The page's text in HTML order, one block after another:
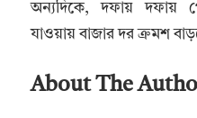
অন্যদিকে, দফায় দফায়
যাওয়ায় বাজার দর ক্রমশ
About The